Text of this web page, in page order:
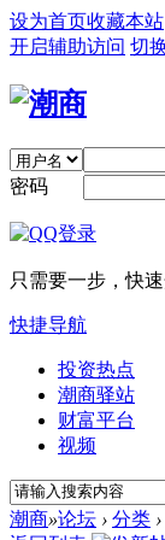
设为首页收藏本站
开启辅助访问 切
密码
只需要一步，快
快捷导航
投资热点
潮商驿站
财富平台
视频
潮商»论坛 › 分类 ›